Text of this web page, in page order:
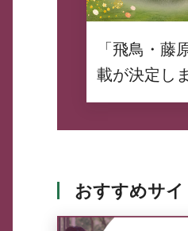
「飛鳥・藤
載が決定し
おすすめサイ